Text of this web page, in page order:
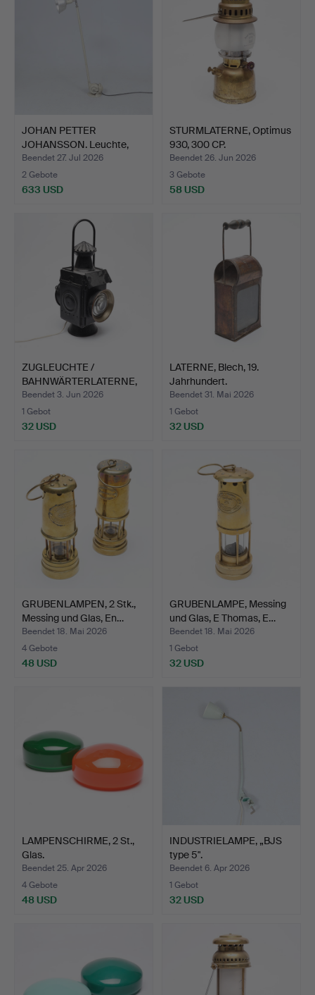
JOHAN PETTER
JOHANSSON. Leuchte,
"Triplex-…
Beendet 27. Jul 2026
2 Gebote
633 USD
STURMLATERNE, Optimus
930, 300 CP.
Beendet 26. Jun 2026
3 Gebote
58 USD
ZUGLEUCHTE /
BAHNWÄRTERLATERNE,
erste Hälf…
Beendet 3. Jun 2026
1 Gebot
32 USD
LATERNE, Blech, 19.
Jahrhundert.
Beendet 31. Mai 2026
1 Gebot
32 USD
GRUBENLAMPEN, 2 Stk.,
Messing und Glas, En…
Beendet 18. Mai 2026
4 Gebote
48 USD
GRUBENLAMPE, Messing
und Glas, E Thomas, E…
Beendet 18. Mai 2026
1 Gebot
32 USD
LAMPENSCHIRME, 2 St.,
Glas.
Beendet 25. Apr 2026
4 Gebote
48 USD
INDUSTRIELAMPE, „BJS
type 5".
Beendet 6. Apr 2026
1 Gebot
32 USD